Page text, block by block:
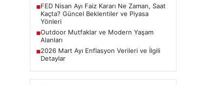
■FED Nisan Ayı Faiz Kararı Ne Zaman, Saat
Kaçta? Güncel Beklentiler ve Piyasa
Yönleri
■Outdoor Mutfaklar ve Modern Yaşam
Alanları
■2026 Mart Ayı Enflasyon Verileri ve İlgili
Detaylar